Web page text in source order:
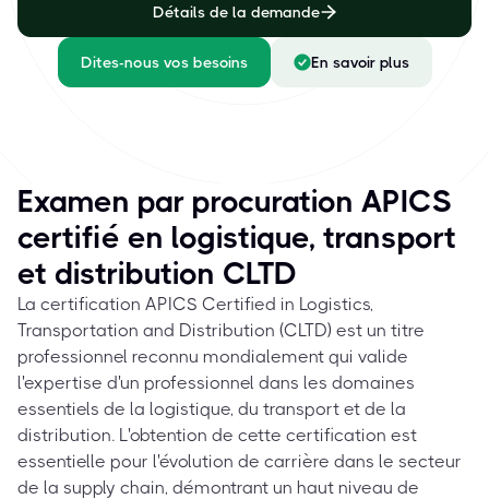
Détails de la demande
Dites-nous vos besoins En savoir plus
Examen par procuration APICS
certifié en logistique, transport
et distribution CLTD
La certification APICS Certified in Logistics,
Transportation and Distribution (CLTD) est un titre
professionnel reconnu mondialement qui valide
l'expertise d'un professionnel dans les domaines
essentiels de la logistique, du transport et de la
distribution. L'obtention de cette certification est
essentielle pour l'évolution de carrière dans le secteur
de la supply chain, démontrant un haut niveau de